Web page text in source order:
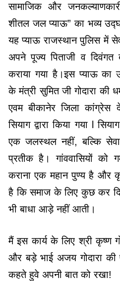
सामाजिक और
शीतल जल प्याऊ” का भव्य
यह प्याऊ राजस्थान पुलिस में
अपने पूज्य पिताजी व दिवंगत
कराया गया है।इस प्याऊ का
के मंत्री सुमित जी गोदारा की
एवम बीकानेर जिला कांग्रेस
सियाग द्वारा किया गया l
एक जलस्थल नहीं, बल्कि
प्रतीक है। गांववासियों को
कराना एक महान पुण्य है और
है कि समाज के लिए कुछ कर
भी बाधा आड़े नहीं आती।
मैं इस कार्य के लिए श्री कृष्ण
और बड़े भाई अजय गोदारा
कहते हुवे अपनी बात को रखा!